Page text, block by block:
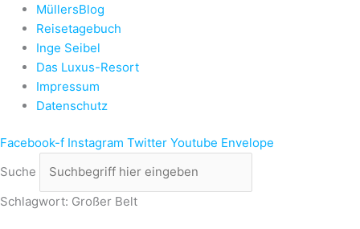
MüllersBlog
Reisetagebuch
Inge Seibel
Das Luxus-Resort
Impressum
Datenschutz
Facebook-f Instagram Twitter Youtube Envelope
Suche
Schlagwort: Großer Belt